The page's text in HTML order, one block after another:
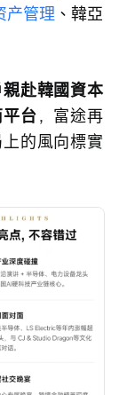
产管理 、韓亞
赴韓國資本
台，富途再
的風向標實